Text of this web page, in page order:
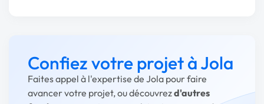
Confiez votre projet à Jola
Faites appel à l'expertise de Jola pour faire
avancer votre projet, ou découvrezd'autres